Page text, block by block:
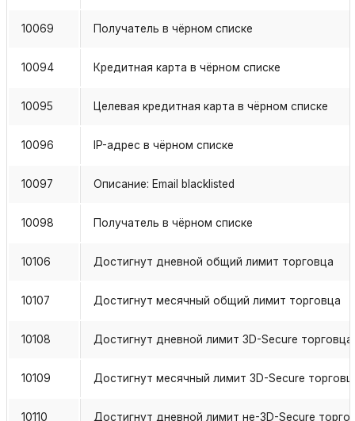
10069 Получатель в чёрном списке
10094 Кредитная карта в чёрном списке
10095 Целевая кредитная карта в чёрном списке
10096 IP-адрес в чёрном списке
10097 Описание: Email blacklisted
10098 Получатель в чёрном списке
10106 Достигнут дневной общий лимит торговца
10107 Достигнут месячный общий лимит торговца
10108 Достигнут дневной лимит 3D-Secure торговца
10109 Достигнут месячный лимит 3D-Secure
10110 Достигнут дневной лимит не-3D-Secure